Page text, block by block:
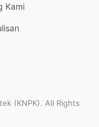
Kami
(KNPK). All Rights